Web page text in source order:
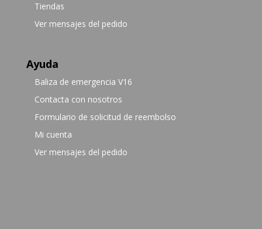
Tiendas
Ver mensajes del pedido
Ayuda
Baliza de emergencia V16
Contacta con nosotros
Formulario de solicitud de reembolso
Mi cuenta
Ver mensajes del pedido